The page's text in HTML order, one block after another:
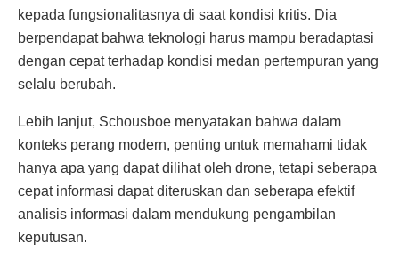
kepada fungsionalitasnya di saat kondisi kritis. Dia
berpendapat bahwa teknologi harus mampu beradaptasi
dengan cepat terhadap kondisi medan pertempuran yang
selalu berubah.
Lebih lanjut, Schousboe menyatakan bahwa dalam
konteks perang modern, penting untuk memahami tidak
hanya apa yang dapat dilihat oleh drone, tetapi seberapa
cepat informasi dapat diteruskan dan seberapa efektif
analisis informasi dalam mendukung pengambilan
keputusan.